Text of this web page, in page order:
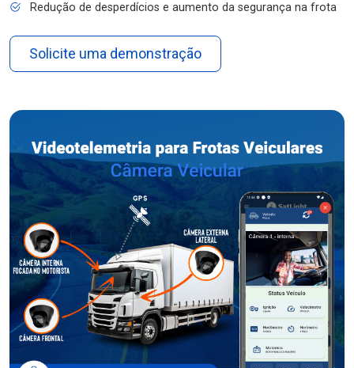
Redução de desperdícios e aumento da segurança na frota
Solicite uma demonstração